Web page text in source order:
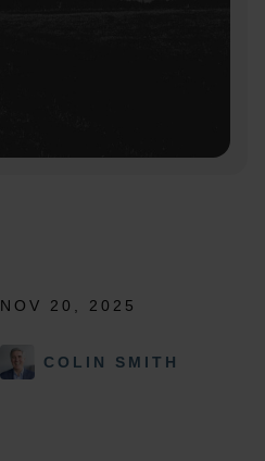
NOV 20, 2025
COLIN SMITH